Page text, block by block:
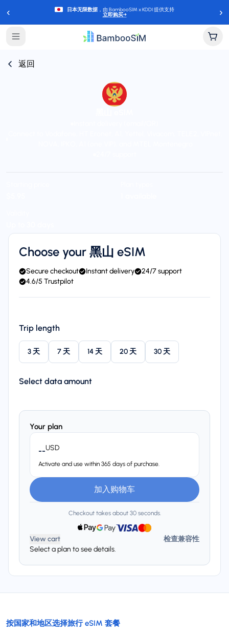
‹ 日本无限数据，由 BambooSIM x KDDI 提供支持
立即购买→ ›
返回
Choose your 黑山 eSIM
Secure checkout Instant delivery
24/7 support
4.6/5 Trustpilot
Trip length
3 天 7 天 14 天 20 天 30 天
Select data amount
Your plan
--USD
Activate and use within 365 days of purchase.
加入购物车
Checkout takes about 30 seconds.
View cart
检查兼容性
Select a plan to see details.
按国家和地区选择旅行 eSIM 套餐